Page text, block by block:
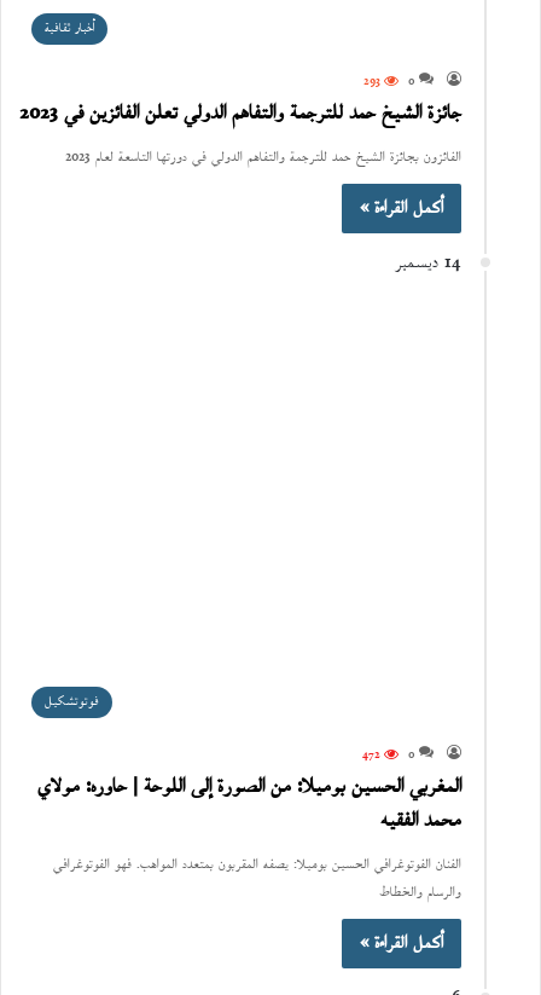
أخبار ثقافية
0
293
جائزة الشيخ حمد للترجمة والتفاهم الدولي تعلن الفائزين في 2023
الفائزون بجائزة الشيخ حمد للترجمة والتفاهم الدولي في دورتها التاسعة لعام 2023
أكمل القراءة »
14 ديسمبر
فوتوتشكيل
0
472
المغربي الحسين بوميلا: من الصورة إلى اللوحة | حاوره: مولاي
محمد الفقيه
الفنان الفوتوغرافي الحسين بوميلا: يصفه المقربون بمتعدد المواهب. فهو الفوتوغرافي
والرسام والخطاط
أكمل القراءة »